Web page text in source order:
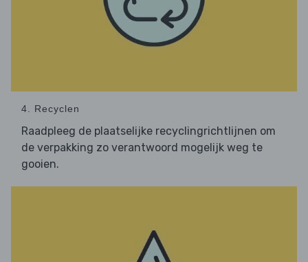
4. Recyclen
Raadpleeg de plaatselijke recyclingrichtlijnen om
de verpakking zo verantwoord mogelijk weg te
gooien.